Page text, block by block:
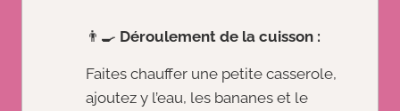
👨‍🍳 Déroulement de la cuisson :
Faites chauffer une petite casserole,
ajoutez y l’eau, les bananes et le